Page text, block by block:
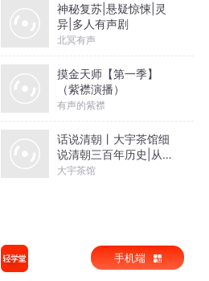
神秘复苏|悬疑惊悚|灵
异|多人有声剧
北冥有声
摸金天师【第一季】
（紫襟演播）
有声的紫襟
话说清朝丨大宇茶馆细
说清朝三百年历史|从努
尔哈赤到末代皇帝溥仪|
大宇茶馆
手机端